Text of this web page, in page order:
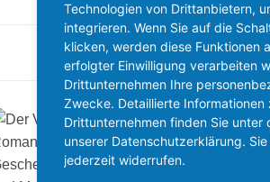
Technologien von Drittanbietern,
integrieren. Wenn Sie auf die
klicken, werden diese Funktionen
erfolgter Einwilligung verarbeiten
Drittunternehmen Ihre
Zwecke. Detaillierte
Drittunternehmen finden Sie unter
unserer Datenschutzerklärung.
jederzeit widerrufen.